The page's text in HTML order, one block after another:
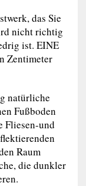
das Sie
nicht richtig
ist. EINE
Zentimeter
natürliche
Fußboden
Fliesen-und
Raum
die dunkler